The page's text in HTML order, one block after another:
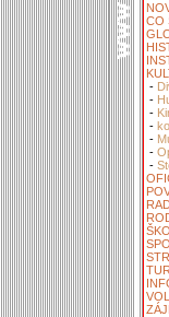
CO
-
-
-
-
-
-
-